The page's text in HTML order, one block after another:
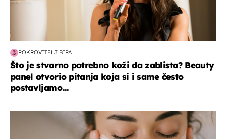
POKROVITELJ BIPA
Što je stvarno potrebno koži da zablista? Beauty
panel otvorio pitanja koja si i same često
postavljamo...
moda & ljepota